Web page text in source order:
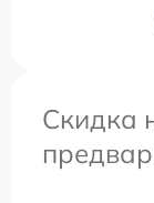
Скидка